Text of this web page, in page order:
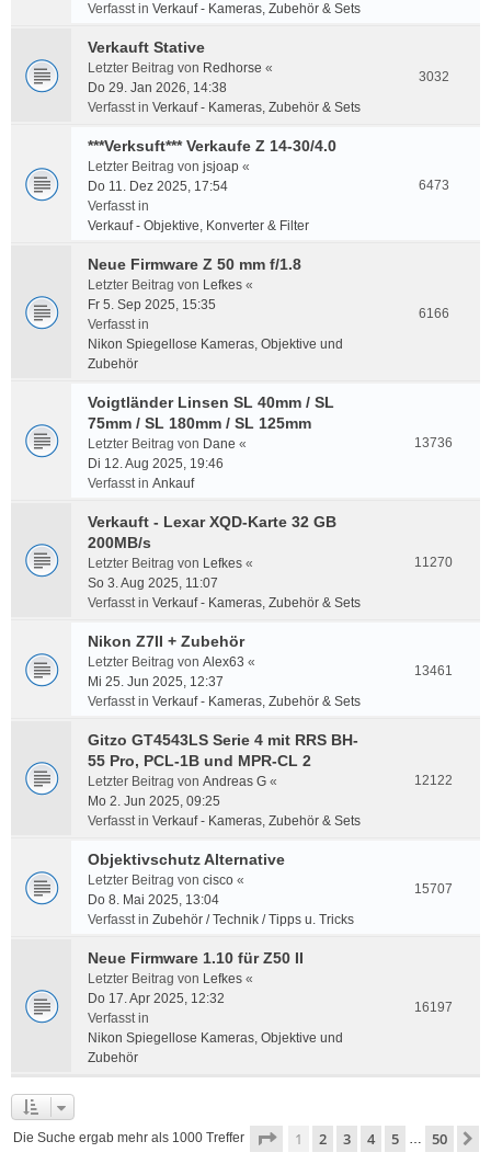
Verfasst in Verkauf - Kameras, Zubehör & Sets
Verkauft Stative
Letzter Beitrag von Redhorse «
Do 29. Jan 2026, 14:38
Verfasst in Verkauf - Kameras, Zubehör & Sets
3032
***Verksuft*** Verkaufe Z 14-30/4.0
Letzter Beitrag von jsjoap «
Do 11. Dez 2025, 17:54
Verfasst in
Verkauf - Objektive, Konverter & Filter
6473
Neue Firmware Z 50 mm f/1.8
Letzter Beitrag von Lefkes «
Fr 5. Sep 2025, 15:35
Verfasst in
Nikon Spiegellose Kameras, Objektive und
Zubehör
6166
Voigtländer Linsen SL 40mm / SL
75mm / SL 180mm / SL 125mm
Letzter Beitrag von Dane «
Di 12. Aug 2025, 19:46
Verfasst in Ankauf
13736
Verkauft - Lexar XQD-Karte 32 GB
200MB/s
Letzter Beitrag von Lefkes «
So 3. Aug 2025, 11:07
Verfasst in Verkauf - Kameras, Zubehör & Sets
11270
Nikon Z7II + Zubehör
Letzter Beitrag von Alex63 «
Mi 25. Jun 2025, 12:37
Verfasst in Verkauf - Kameras, Zubehör & Sets
13461
Gitzo GT4543LS Serie 4 mit RRS BH-
55 Pro, PCL-1B und MPR-CL 2
Letzter Beitrag von Andreas G «
Mo 2. Jun 2025, 09:25
Verfasst in Verkauf - Kameras, Zubehör & Sets
12122
Objektivschutz Alternative
Letzter Beitrag von cisco «
Do 8. Mai 2025, 13:04
Verfasst in Zubehör / Technik / Tipps u. Tricks
15707
Neue Firmware 1.10 für Z50 II
Letzter Beitrag von Lefkes «
Do 17. Apr 2025, 12:32
Verfasst in
Nikon Spiegellose Kameras, Objektive und
Zubehör
16197
Die Suche ergab mehr als 1000 Treffer Seite 1von 50
1 2 3 4 5 … 50